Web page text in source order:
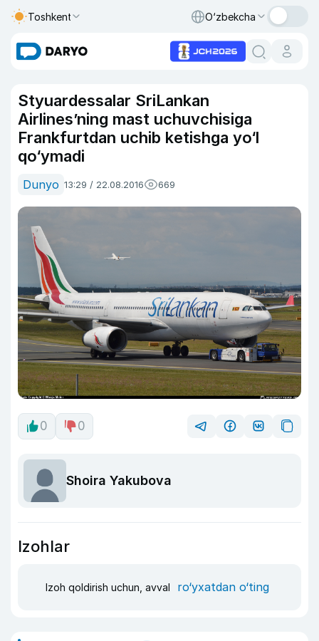
Toshkent O‘zbekcha
Styuardessalar SriLankan
Airlines’ning mast uchuvchisiga
Frankfurtdan uchib ketishga yo‘l
qo‘ymadi
Dunyo 13:29 / 22.08.2016 669
0 0
Shoira Yakubova
Izohlar
Izoh qoldirish uchun, avval ro‘yxatdan o‘ting